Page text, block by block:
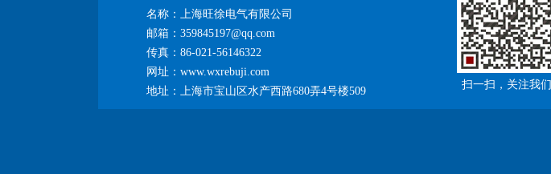
名称：上海旺徐电气有限公司
邮箱：359845197@qq.com
传真：86-021-56146322
网址：www.wxrebuji.com
地址：上海市宝山区水产西路680弄4号楼509
扫一扫，关注我们